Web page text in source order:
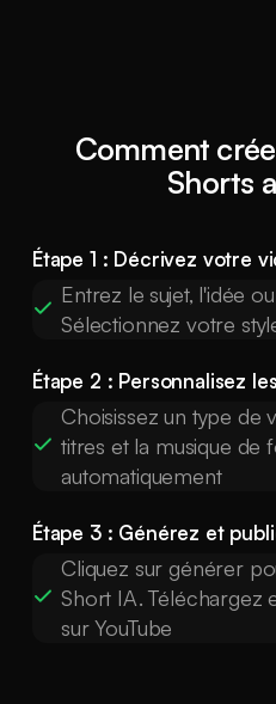
Comment
Shorts
Étape 1 : Décrivez votre
Entrez le sujet, l'idée
Sélectionnez votre
Étape 2 : Personnalisez
Choisissez un type de
titres et la musique de
automatiquement
Étape 3 : Générez et
Cliquez sur générer
Short IA. Téléchargez
sur YouTube